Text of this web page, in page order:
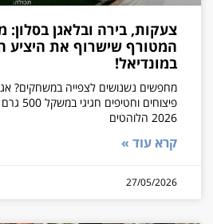
צעקות, בירה ובלאגן בסלון:
המטורף שישרוף את היציע
במונדיאל!
מחפשים נשנושים לצפייה במשחקים?
2026 הלוהטים
קרא עוד »
27/05/2026